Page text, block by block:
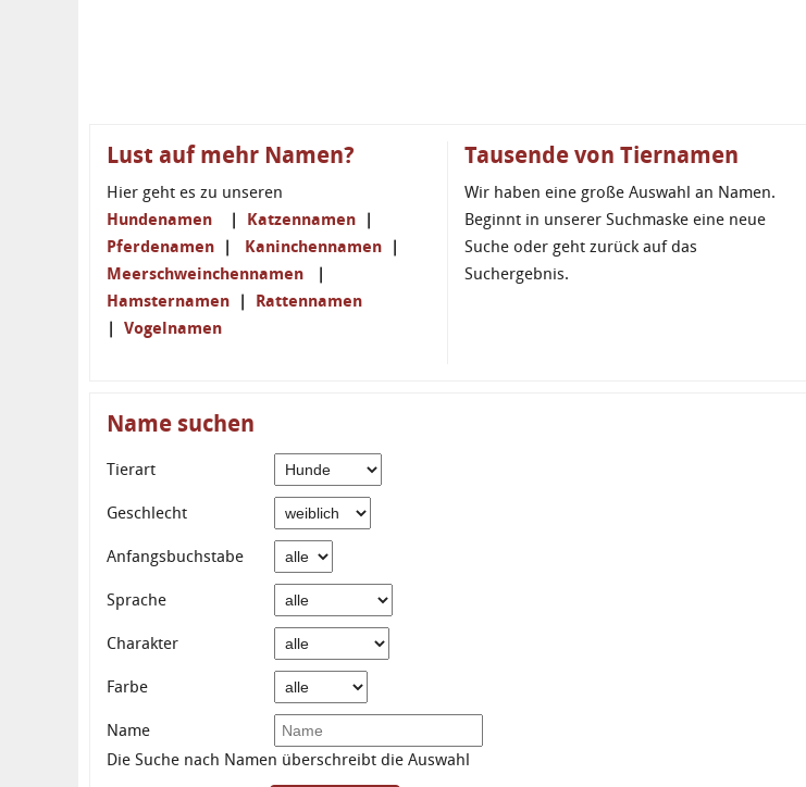
Lust auf mehr Namen?
Hier geht es zu unseren
Hundenamen | Katzennamen |
Pferdenamen | Kaninchennamen |
Meerschweinchennamen |
Hamsternamen | Rattennamen
| Vogelnamen
Tausende von Tiernamen
Wir haben eine große Auswahl an Namen.
Beginnt in unserer Suchmaske eine neue
Suche oder geht zurück auf das
Suchergebnis.
Name suchen
Tierart
Geschlecht
Anfangsbuchstabe
Sprache
Charakter
Farbe
Name
Die Suche nach Namen überschreibt die Auswahl